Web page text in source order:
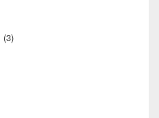
(3)